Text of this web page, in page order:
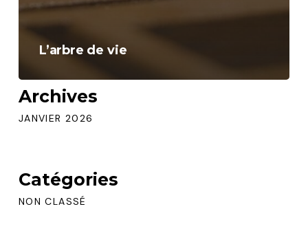
L’arbre de vie
Archives
JANVIER 2026
Catégories
NON CLASSÉ